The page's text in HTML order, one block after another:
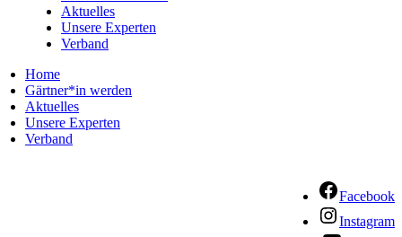
Aktuelles
Unsere Experten
Verband
Home
Gärtner*in werden
Aktuelles
Unsere Experten
Verband
Facebook
Instagram